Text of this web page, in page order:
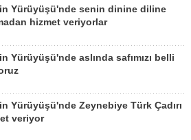
Yürüyüşü'nde senin dinine diline
hizmet veriyorlar
Yürüyüşü'nde aslında safımızı belli
Yürüyüşü'nde Zeynebiye Türk Çadırı
veriyor